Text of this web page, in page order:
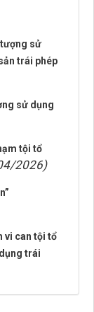
sử
trái phép
sử dụng
tội tổ
2026)
vi can tội tổ
trái